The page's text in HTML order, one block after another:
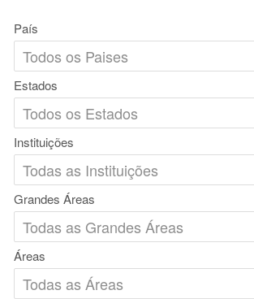
País
Estados
Instituições
Grandes Áreas
Áreas